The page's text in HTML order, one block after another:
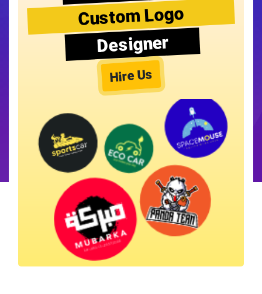
Custom Logo
Designer
Hire Us